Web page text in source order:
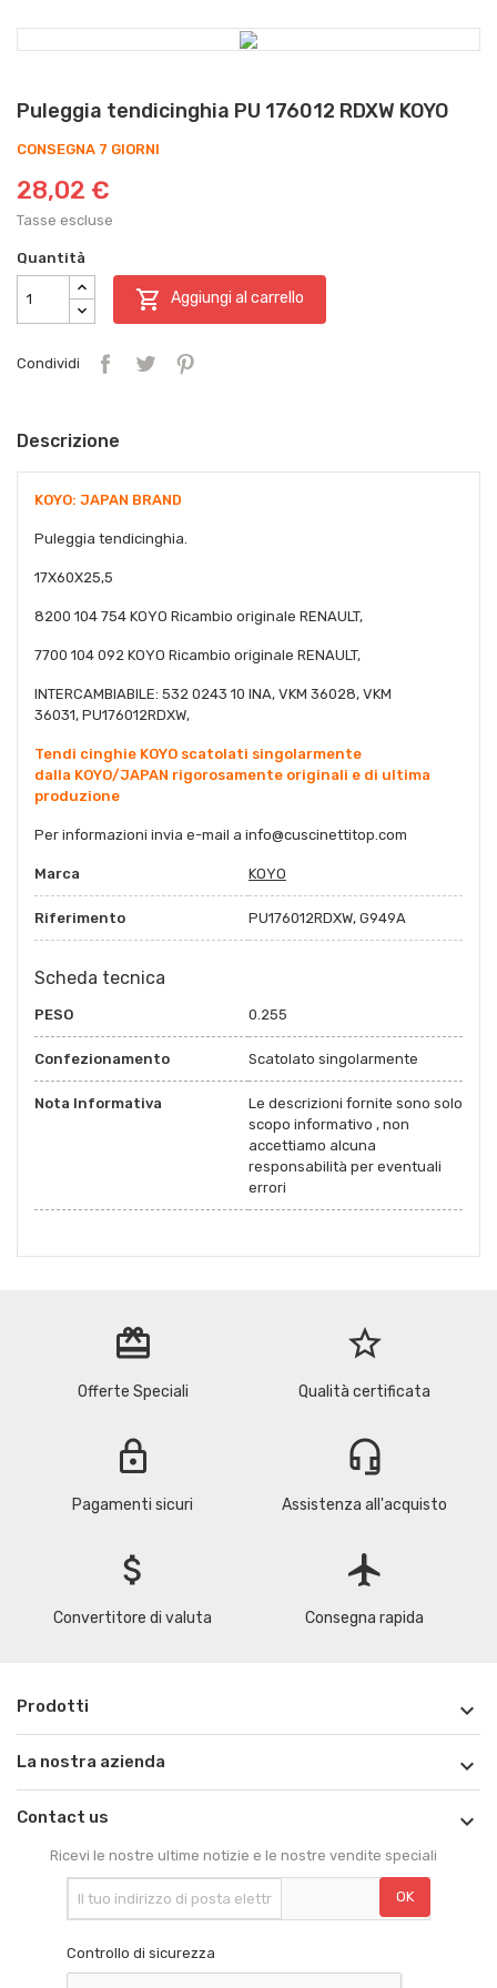
Puleggia tendicinghia PU 176012 RDXW KOYO
CONSEGNA 7 GIORNI
28,02 €
Tasse escluse
Quantità
 Aggiungi al carrello
Condividi
Descrizione
KOYO: JAPAN BRAND
Puleggia tendicinghia.
17X60X25,5
8200 104 754 KOYO Ricambio originale RENAULT,
7700 104 092 KOYO Ricambio originale RENAULT,
INTERCAMBIABILE: 532 0243 10 INA, VKM 36028, VKM
36031, PU176012RDXW,
Tendi cinghie KOYO scatolati singolarmente
dalla KOYO/JAPAN rigorosamente originali e di ultima
produzione
Per informazioni invia e-mail a info@cuscinettitop.com
Marca KOYO
Riferimento PU176012RDXW, G949A
Scheda tecnica
PESO 0.255
Confezionamento Scatolato singolarmente
Nota Informativa
Le descrizioni fornite sono solo
scopo informativo , non
accettiamo alcuna
responsabilità per eventuali
errori
redeem
Offerte Speciali
star_border
Qualità certificata
lock
Pagamenti sicuri
headset_mic
Assistenza all'acquisto
attach_money
Convertitore di valuta
flight
Consegna rapida
Prodotti 
La nostra azienda 
Contact us 
Ricevi le nostre ultime notizie e le nostre vendite speciali
Controllo di sicurezza